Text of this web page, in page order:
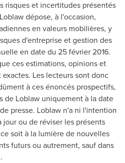
risques et incertitudes présentés
dépose, à l'occasion,
en valeurs mobilières, y
d'entreprise et gestion des
en date du 25 février 2016.
ces estimations, opinions et
Les lecteurs sont donc
à ces énoncés prospectifs,
de Loblaw uniquement à la date
presse. Loblaw n'a ni l'intention
ou de réviser les présents
soit à la lumière de nouvelles
futurs ou autrement, sauf dans